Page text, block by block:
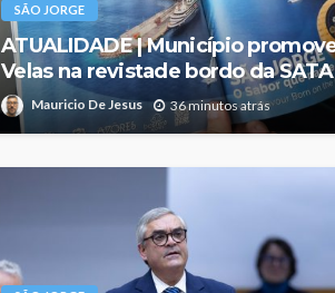
SÃO JORGE
ATUALIDADE | Município
Velas na revistade bordo da SATA
Mauricio De Jesus 36 minutos atrás